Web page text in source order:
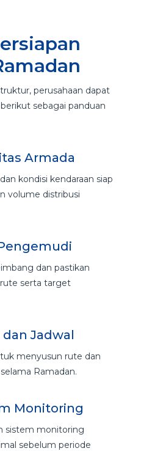
perusahaan dapat
sebagai panduan
Armada
kondisi kendaraan siap
volume distribusi
dan pastikan
serta target
Jadwal
menyusun rute dan
Ramadan.
Monitoring
sistem monitoring
sebelum periode